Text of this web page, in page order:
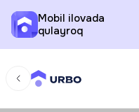
Mobil ilovada
qulayroq